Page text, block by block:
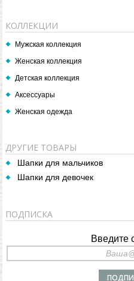
КОЛЛЕКЦИИ
Мужская коллекция
Женская коллекция
Детская коллекция
Аксессуары
Женская одежда
ДРУГИЕ ТОВАРЫ
Шапки для мальчиков
Шапки для девочек
ПОДПИСКА
Введите